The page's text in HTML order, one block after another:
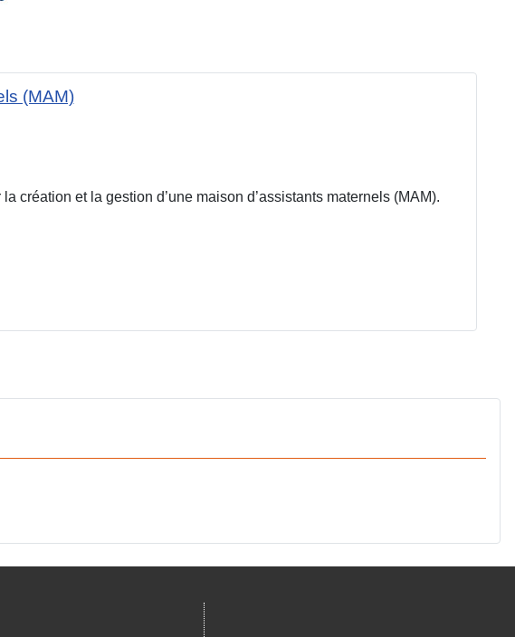
(MAM)
création et la gestion d’une maison d’assistants maternels (MAM).